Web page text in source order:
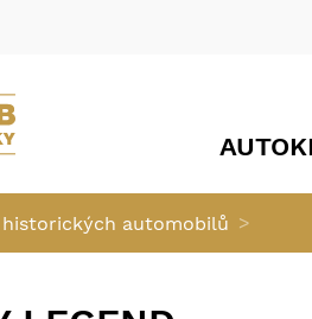
historických automobilů >